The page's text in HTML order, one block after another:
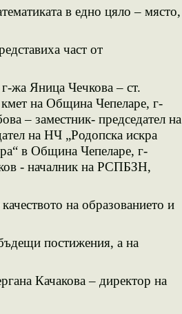
в едно цяло – място,
част от
жа Яница Чечкова – ст.
кмет на Община Чепеларе, г-
– заместник- председател на
на НЧ „Родопска искра
в Община Чепеларе, г-
- началник на РСПБЗН,
на образованието и
постижения, а на
Качакова – директор на